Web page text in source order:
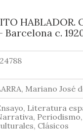
HABLADOR.
c.
Mariano José
Literatura
Periodismo,
Clásicos